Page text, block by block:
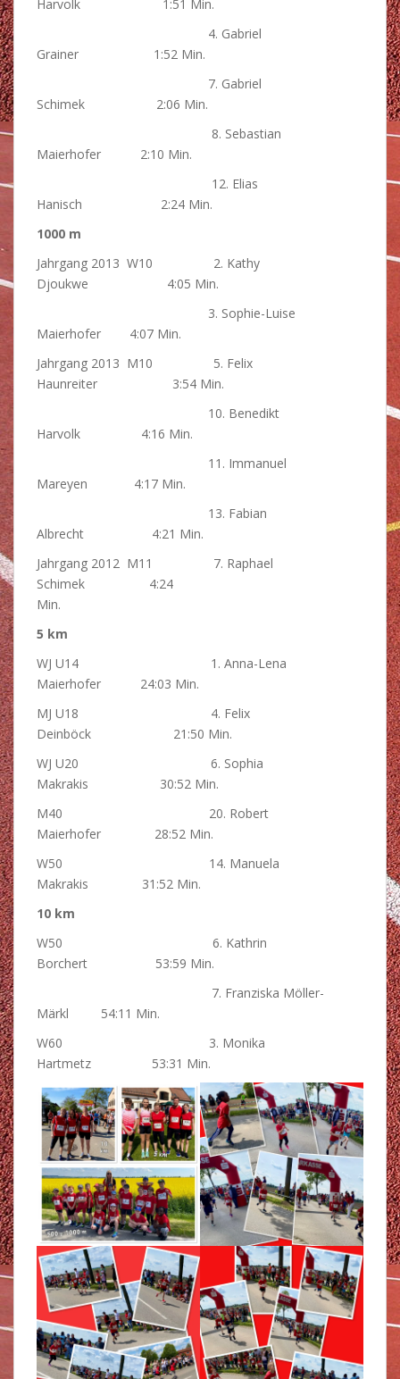
Harvolk 1:51 Min.
4. Gabriel
Grainer 1:52 Min.
7. Gabriel
Schimek 2:06 Min.
8. Sebastian
Maierhofer 2:10 Min.
12. Elias
Hanisch 2:24 Min.
1000 m
Jahrgang 2013 W10 2. Kathy
Djoukwe 4:05 Min.
3. Sophie-Luise
Maierhofer 4:07 Min.
Jahrgang 2013 M10 5. Felix
Haunreiter 3:54 Min.
10. Benedikt
Harvolk 4:16 Min.
11. Immanuel
Mareyen 4:17 Min.
13. Fabian
Albrecht 4:21 Min.
Jahrgang 2012 M11 7. Raphael
Schimek 4:24
Min.
5 km
WJ U14 1. Anna-Lena
Maierhofer 24:03 Min.
MJ U18 4. Felix
Deinböck 21:50 Min.
WJ U20 6. Sophia
Makrakis 30:52 Min.
M40 20. Robert
Maierhofer 28:52 Min.
W50 14. Manuela
Makrakis 31:52 Min.
10 km
W50 6. Kathrin
Borchert 53:59 Min.
7. Franziska Möller-
Märkl 54:11 Min.
W60 3. Monika
Hartmetz 53:31 Min.